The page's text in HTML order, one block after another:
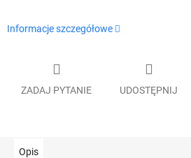
Informacje szczegółowe
ZADAJ PYTANIE UDOSTĘPNIJ
Opis